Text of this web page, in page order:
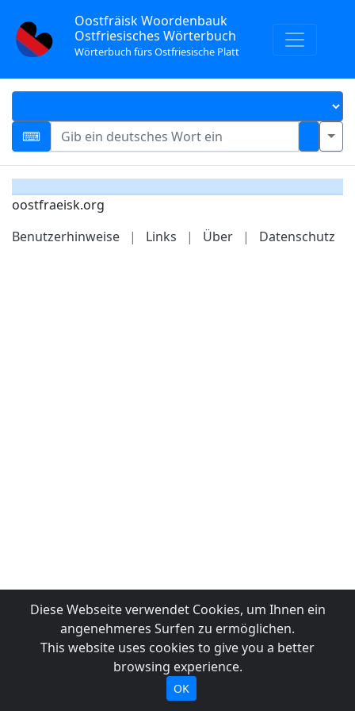
Oostfräisk Woordenbauk
Ostfriesisches Wörterbuch
Wörterbuch fürs Ostfriesische Platt
oostfraeisk.org
Benutzerhinweise
| Links | Über | Datenschutz
Diese Webseite verwendet Cookies, um Ihnen ein
angenehmeres Surfen zu ermöglichen.
This website uses cookies to give you a better
browsing experience.
OK